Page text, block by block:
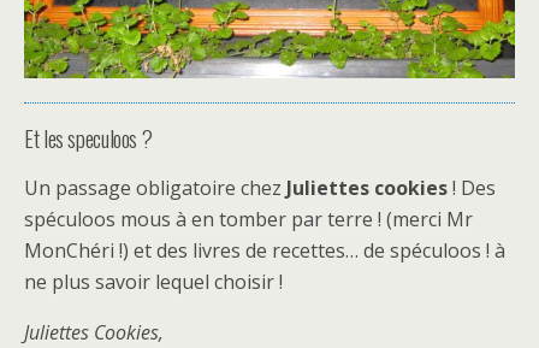
Et les speculoos ?
Un passage obligatoire chez Juliettes cookies! Des
spéculoos mous à en tomber par terre ! (merci Mr
MonChéri !) et des livres de recettes… de spéculoos ! à
ne plus savoir lequel choisir !
Juliettes Cookies,